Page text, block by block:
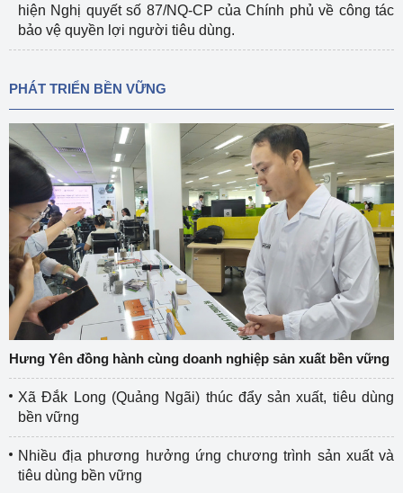
hiện Nghị quyết số 87/NQ-CP của Chính phủ về công tác
bảo vệ quyền lợi người tiêu dùng.
PHÁT TRIỂN BỀN VỮNG
Hưng Yên đồng hành cùng doanh nghiệp sản xuất bền vững
Xã Đắk Long (Quảng Ngãi) thúc đẩy sản xuất, tiêu dùng
bền vững
Nhiều địa phương hưởng ứng chương trình sản xuất và
tiêu dùng bền vững